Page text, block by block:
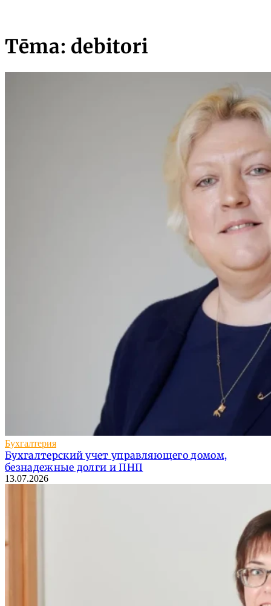
Tēma: debitori
Бухгалтерия
Бухгалтерский учет управляющего домом,
безнадежные долги и ПНП
13.07.2026